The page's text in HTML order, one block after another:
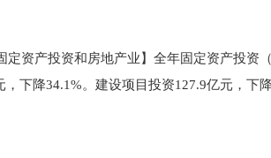
产投资和房地产业】全年固定资产投资（
，下降34.1%。建设项目投资127.9亿元，下